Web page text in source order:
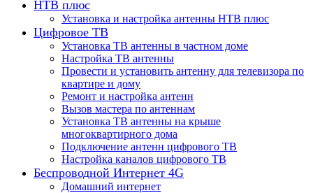
НТВ плюс
Установка и настройка антенны НТВ плюс
Цифровое ТВ
Установка ТВ антенны в частном доме
Настройка ТВ антенны
Провести и установить антенну для телевизора по
квартире и дому
Ремонт и настройка антенн
Вызов мастера по антеннам
Установка ТВ антенны на крыше
многоквартирного дома
Подключение антенн цифрового ТВ
Настройка каналов цифрового ТВ
Беспроводной Интернет 4G
Домашний интернет